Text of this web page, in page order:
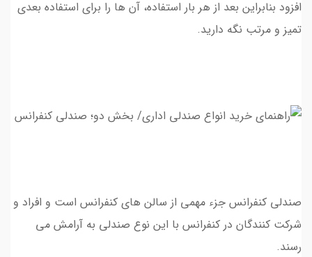
افزود بنابراين بعد از هر بار استفاده، آن ها را براي استفاده بعدي
تميز و مرتب نگه داريد.
صندلی کنفرانس جزء مهمی از سالن های کنفرانس است و افراد و
شرکت کنندگان در کنفرانس با اين نوع صندلي به آرامش مي
رسند.